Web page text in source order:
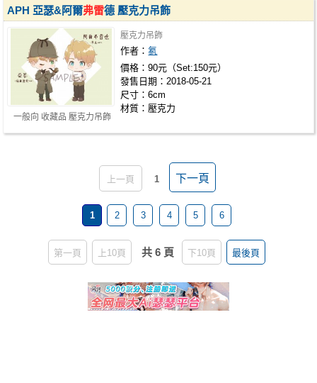
一般向 收藏品 壓克力吊飾
APH 亞瑟&阿爾弗雷德 壓克力吊飾
壓克力吊飾
作者：氡
價格：90元（Set:150元）
發售日期：2018-05-21
尺寸：6cm
材質：壓克力
上一頁 1 下一頁
1 2 3 4 5 6
第一頁 上10頁 共 6 頁 下10頁 最後頁